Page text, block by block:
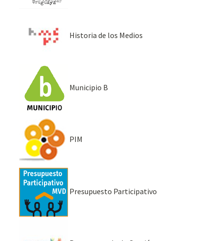
Historia de los Medios
Municipio B
PIM
Presupuesto Participativo